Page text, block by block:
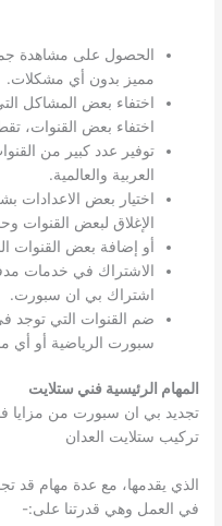
الحصول على مشاهدة
مميز بدون أي مشكلات.
اختفاء بعض المشاكل
اختفاء بعض القنوات،
توفير عدد كبير من
العربية والعالمية.
اختيار بعض الاعدادات
الإغلاق لبعض القنوات
أو إضافة بعض القنوات
الاشتراك في خدمات
اشتراك بي ان سبورت.
ضم القنوات التي
سبورت الرياضية أو أي
المهام الرئيسية فني ستلايت
تركيب ستلايت العدان
الذي يقدمها، مع عدة مهام قد
في العمل وهي قدرتنا على:-